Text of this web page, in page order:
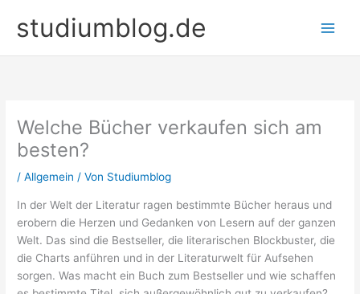
Inhaltstudiumblog.de
Welche Bücher verkaufen sich am
besten?
/Allgemein / Von Studiumblog
In der Welt der Literatur ragen bestimmte Bücher heraus und
erobern die Herzen und Gedanken von Lesern auf der ganzen
Welt. Das sind die Bestseller, die literarischen Blockbuster, die
die Charts anführen und in der Literaturwelt für Aufsehen
sorgen. Was macht ein Buch zum Bestseller und wie schaffen